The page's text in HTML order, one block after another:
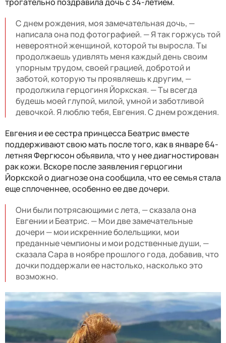
С днем ​​рождения, моя замечательная дочь, —
написала она под фотографией. — Я так горжусь той
невероятной женщиной, которой ты выросла. Ты
продолжаешь удивлять меня каждый день своим
упорным трудом, своей грацией, добротой и
заботой, которую ты проявляешь к другим, —
продолжила герцогиня Йоркская. — Ты всегда
будешь моей глупой, милой, умной и заботливой
девочкой. Я люблю тебя, Евгения. С днем ​​рождения.
Евгения и ее сестра принцесса Беатрис вместе
поддерживают свою мать после того, как в январе 64-
летняя Фергюсон объявила, что у нее диагностирован
рак кожи. Вскоре после заявления герцогини
Йоркской о диагнозе она сообщила, что ее семья стала
еще сплоченнее, особенно ее две дочери.
Они были потрясающими с лета, — сказала она
Евгении и Беатрис. — Мои две замечательные
дочери — мои искренние болельщики, мои
преданные чемпионы и мои родственные души, —
сказала Сара в ноябре прошлого года, добавив, что
дочки поддержали ее настолько, насколько это
возможно.